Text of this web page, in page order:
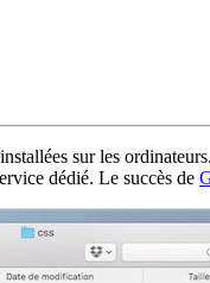
sur les
dédié. Le succès de